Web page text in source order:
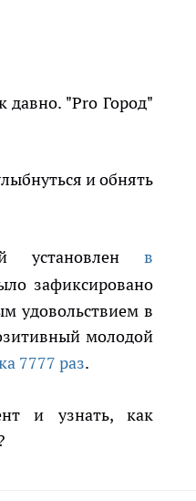
давно. "Pro Город"
и обнять
установленв
зафиксировано
удовольствием в
молодой
7777 раз.
и узнать, как